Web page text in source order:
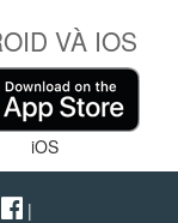
VÀ IOS
iOS
|